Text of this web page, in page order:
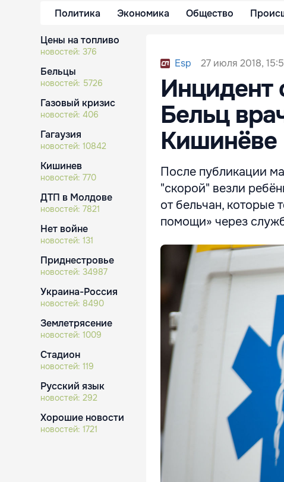
Политика Экономика Общество
Цены на топливо
новостей: 376
Бельцы
новостей: 5726
Газовый кризис
новостей: 406
Гагаузия
новостей: 10842
Кишинев
новостей: 770
ДТП в Молдове
новостей: 7821
Нет войне
новостей: 131
Приднестровье
новостей: 34987
Украина-Россия
новостей: 8490
Землетрясение
новостей: 1009
Стадион
новостей: 119
Русский язык
новостей: 292
Хорошие новости
новостей: 1721
Esp 27 июля 2018,
Инцидент
Бельц
Кишинёве
После публикации
"скорой" везли
от бельчан, которые
помощи» через